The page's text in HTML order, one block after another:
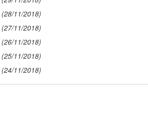
(28/11/2018)
(27/11/2018)
(26/11/2018)
(25/11/2018)
(24/11/2018)